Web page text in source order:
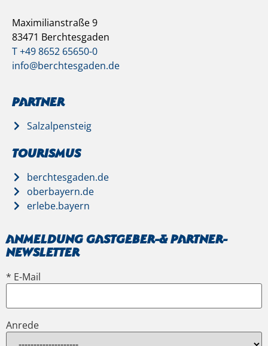
Maximilianstraße 9
83471 Berchtesgaden
T +49 8652 65650-0
info@berchtesgaden.de
Partner
Salzalpensteig
Tourismus
berchtesgaden.de
oberbayern.de
erlebe.bayern
Anmeldung Gastgeber-& Partner-
Newsletter
* E-Mail
Anrede